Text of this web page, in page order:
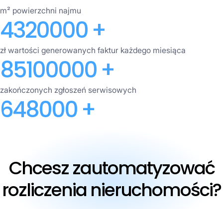
m² powierzchni najmu
4320000+
zł wartości generowanych faktur każdego miesiąca
85100000+
zakończonych zgłoszeń serwisowych
648000+
Chcesz zautomatyzować
rozliczenia nieruchomości?